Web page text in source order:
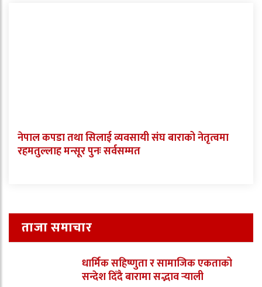
नेपाल कपडा तथा सिलाई व्यवसायी संघ बाराको नेतृत्वमा
रहमतुल्लाह मन्सूर पुनः सर्वसम्मत
ताजा समाचार
धार्मिक सहिष्णुता र सामाजिक एकताको
सन्देश दिँदै बारामा सद्भाव र्‍याली